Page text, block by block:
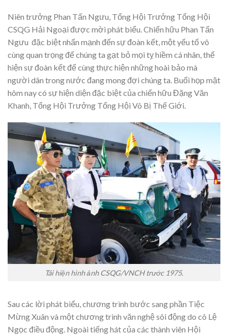
Niên trưởng Phan Tấn Ngưu, Tổng Hội Trưởng Tổng Hội
CSQG Hải Ngoại được mời phát biểu. Chiến hữu Phan Tấn
Ngưu đặc biệt nhấn mạnh đến sự đoàn kết, một yếu tố vô
cùng quan trọng để chúng ta gạt bỏ mọi tỵ hiềm cá nhân, thể
hiện sự đoàn kết để cùng thực hiện những hoài bảo mà
người dân trong nước đang mong đợi chúng ta. Buổi họp mặt
hôm nay có sự hiện diện đặc biệt của chiến hữu Đặng Văn
Khanh, Tổng Hội Trưởng Tổng Hội Võ Bị Thế Giới.
Tái hiện hình ảnh CSQG/VNCH trước 1975.
Sau các lời phát biểu, chương trình bước sang phần Tiệc
Mừng Xuân và một chương trình văn nghệ sôi động do cô Lệ
Ngọc điều động. Ngoài tiếng hát của các thành viên Hội